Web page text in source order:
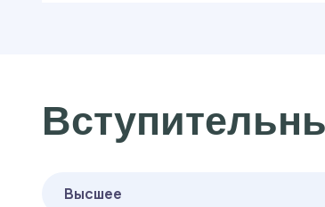
Высшее